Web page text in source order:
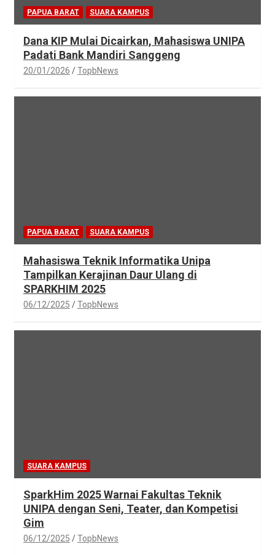
PAPUA BARAT SUARA KAMPUS
Dana KIP Mulai Dicairkan, Mahasiswa UNIPA
Padati Bank Mandiri Sanggeng
20/01/2026 TopbNews
PAPUA BARAT SUARA KAMPUS
Mahasiswa Teknik Informatika Unipa
Tampilkan Kerajinan Daur Ulang di
SPARKHIM 2025
06/12/2025 TopbNews
SUARA KAMPUS
SparkHim 2025 Warnai Fakultas Teknik
UNIPA dengan Seni, Teater, dan Kompetisi
Gim
06/12/2025 TopbNews